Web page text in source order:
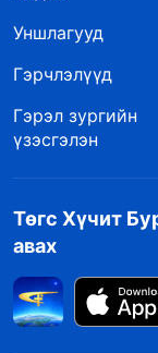
Уншлагууд
Гэрчлэлүүд
Гэрэл зургийн
үзэсгэлэн
Төгс Хүчит
авах